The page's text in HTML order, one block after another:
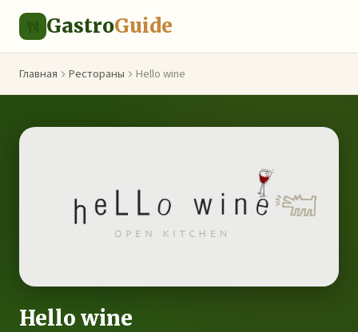
GastroGuide
Главная Рестораны Hello wine
Hello wine